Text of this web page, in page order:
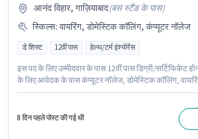
आनंद विहार, गाज़ियाबाद(बस स्टैंड के पास)
स्किल्स: वायरिंग, डोमेस्टिक कॉलिंग, कंप्यूटर नॉलेज
डे शिफ्ट 12वीं पास हेल्थ/टर्म इंश्योरेंस
इस पद के लिए उम्मीदवार के पास 12वीं पास डिग्री/सर्टिफिकेट
के लिए आवेदक के पास कंप्यूटर नॉलेज, डोमेस्टिक कॉलिंग,
इंश्योरेंस सेल्स पद के लिए सक्रिय रूप से हायर कर रहा है। यह
8 दिन पहले पोस्ट की गई थी